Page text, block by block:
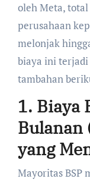
oleh Meta,
perusahaan
melonjak
biaya ini terjadi
tambahan
1. Biaya
Bulanan
yang
Mayoritas BSP